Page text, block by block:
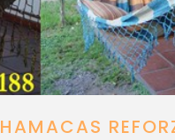
HAMACAS